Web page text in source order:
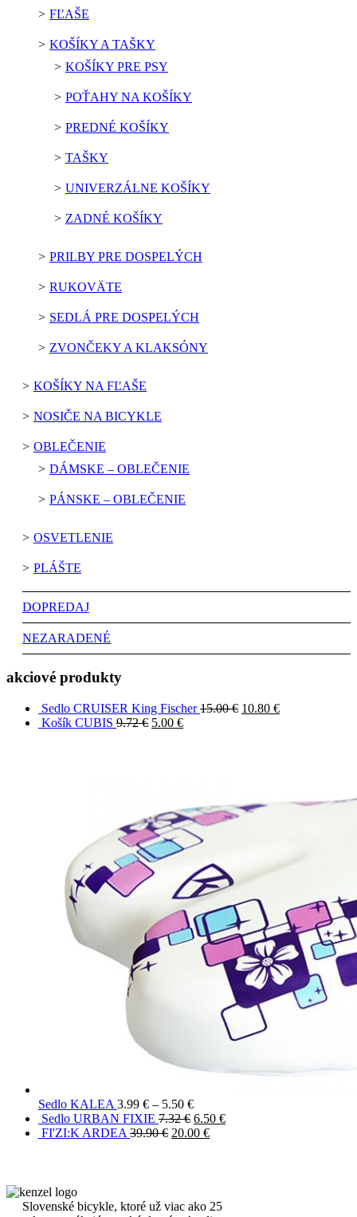
FĽAŠE
KOŠÍKY A TAŠKY
KOŠÍKY PRE PSY
POŤAHY NA KOŠÍKY
PREDNÉ KOŠÍKY
TAŠKY
UNIVERZÁLNE KOŠÍKY
ZADNÉ KOŠÍKY
PRILBY PRE DOSPELÝCH
RUKOVÄTE
SEDLÁ PRE DOSPELÝCH
ZVONČEKY A KLAKSÓNY
KOŠÍKY NA FĽAŠE
NOSIČE NA BICYKLE
OBLEČENIE
DÁMSKE – OBLEČENIE
PÁNSKE – OBLEČENIE
OSVETLENIE
PLÁŠTE
DOPREDAJ
NEZARADENÉ
akciové produkty
Sedlo CRUISER King Fischer 15.00€ 10.80 €
Košík CUBIS 9.72€ 5.00 €
Sedlo KALEA 3.99 € – 5.50 €
Sedlo URBAN FIXIE 7.32€ 6.50 €
FI'ZI:K ARDEA 39.90€ 20.00 €
Slovenské bicykle, ktoré už viac ako 25